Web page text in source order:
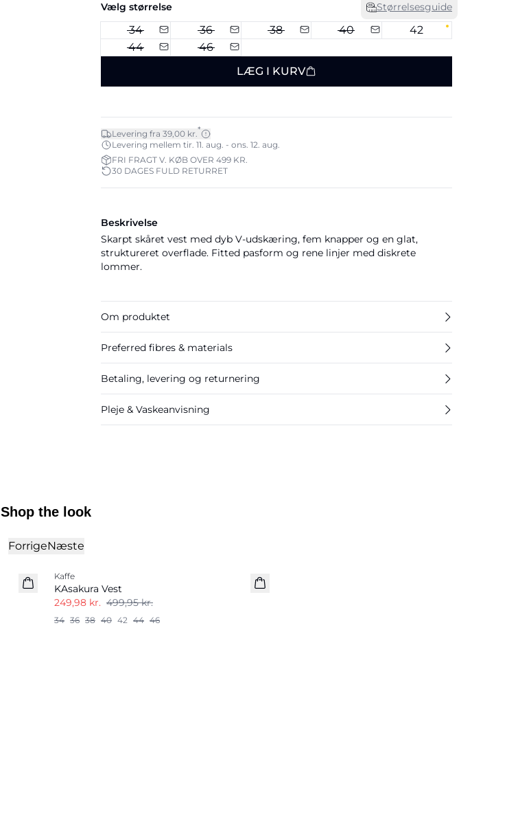
Vælg størrelse Størrelsesguide
34 36 38 40
42
44
46
LÆG I KURV
Levering fra 39,00 kr.*
Levering mellem tir. 11. aug. - ons. 12. aug.
FRI FRAGT V. KØB OVER 499 KR.
30 DAGES FULD RETURRET
Beskrivelse
Skarpt skåret vest med dyb V-udskæring, fem knapper og en glat,
struktureret overflade. Fitted pasform og rene linjer med diskrete
lommer.
Om produktet
Preferred fibres & materials
Betaling, levering og returnering
Pleje & Vaskeanvisning
Shop the look
ForrigeNæste
-50%
Kaffe
KAsakura Vest
249,98 kr. 499,95 kr.
34 36 38 40 42 44 46